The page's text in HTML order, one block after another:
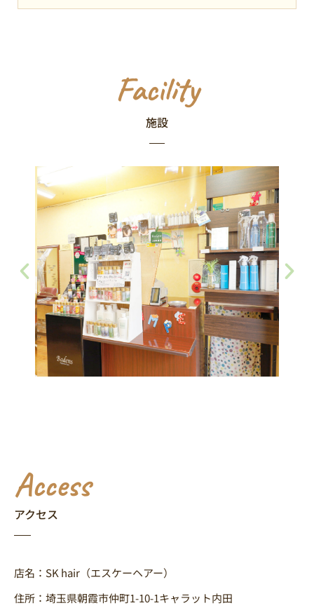
Facility
施設
Access
アクセス
店名：SK hair（エスケーヘアー）
住所：埼玉県朝霞市仲町1-10-1キャラット内田